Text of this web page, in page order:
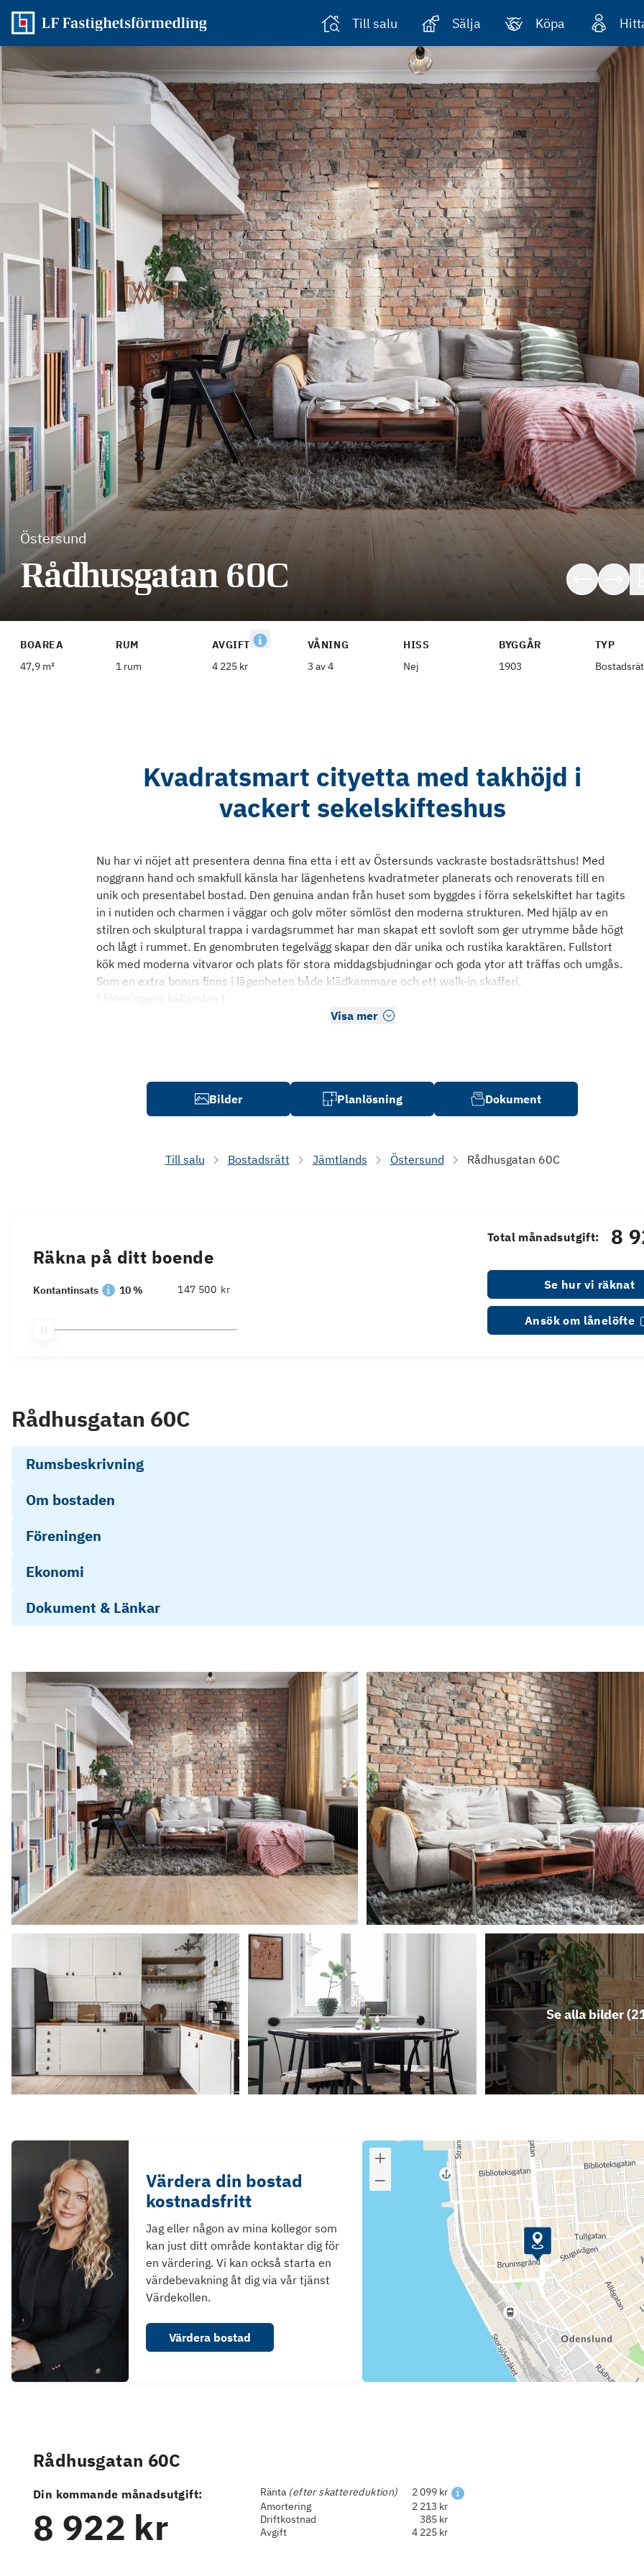
Till salu Sälja Köpa
Östersund
Rådhusgatan 60C
BOAREA
47,9 m²
RUM
1 rum
AVGIFT
4 225 kr
VÅNING
3 av 4
HISS
Nej
BYGGÅR
1903
TYP
Kvadratsmart cityetta med takhöjd i
vackert sekelskifteshus
Nu har vi nöjet att presentera denna fina etta i ett av Östersunds vackraste bostadsrättshus! Med
noggrann hand och smakfull känsla har lägenhetens kvadratmeter planerats och renoverats till en
unik och presentabel bostad. Den genuina andan från huset som byggdes i förra sekelskiftet har tagits
in i nutiden och charmen i väggar och golv möter sömlöst den moderna strukturen. Med hjälp av en
stilren och skulptural trappa i vardagsrummet har man skapat ett sovloft som ger utrymme både högt
och lågt i rummet. En genombruten tegelvägg skapar den där unika och rustika karaktären. Fullstort
kök med moderna vitvaror och plats för stora middagsbjudningar och goda ytor att träffas och umgås.
Som en extra bonus finns i lägenheten både klädkammare och ett walk-in skafferi.
I föreningens källarplan f
Visa mer
Bilder Planlösning Dokument
Till salu Bostadsrätt Jämtlands Östersund Rådhusgatan 60C
Räkna på ditt boende
Kontantinsats 10 % kr
Total månadsutgift: 8
Se hur vi räknat
Ansök om lånelöfte
Rådhusgatan 60C
Rumsbeskrivning
Om bostaden
Föreningen
Ekonomi
Dokument & Länkar
2024
Energideklaration
Se alla bilder (
Värdera din bostad
kostnadsfritt
Jag eller någon av mina kollegor som
kan just ditt område kontaktar dig för
en värdering. Vi kan också starta en
värdebevakning åt dig via vår tjänst
Värdekollen.
Värdera bostad
Rådhusgatan 60C
Din kommande månadsutgift:
8 922 kr
Ränta (efter skattereduktion)
2 099 kr
Amortering
2 213 kr
Driftkostnad
385 kr
Avgift
4 225 kr